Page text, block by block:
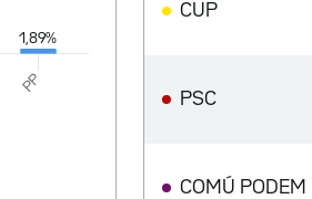
CUP
PSC
COMÚ PODEM